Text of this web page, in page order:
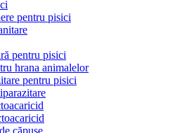
pentru pisici
pentru pisici
hrana animalelor
pentru pisici
căpușe